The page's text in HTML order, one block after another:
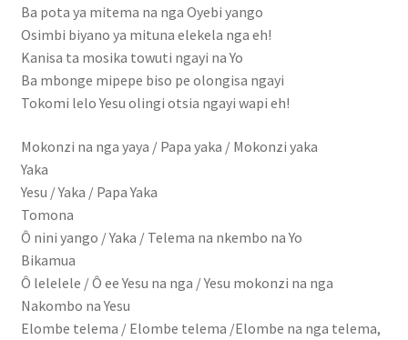
Nouveautés
olingi nini
Page d’exemple
Panier
Réclamation de facture
Ba pota ya mitema na nga Oyebi yango
Osimbi biyano ya mituna elekela nga eh!
Kanisa ta mosika towuti ngayi na Yo
Ba mbonge mipepe biso pe olongisa ngayi
Tokomi lelo Yesu olingi otsia ngayi wapi eh!
Mokonzi na nga yaya / Papa yaka / Mokonzi yaka
Yaka
Yesu / Yaka / Papa Yaka
Tomona
Ô nini yango / Yaka / Telema na nkembo na Yo
Bikamua
Ô lelelele / Ô ee Yesu na nga / Yesu mokonzi na nga
Nakombo na Yesu
Elombe telema / Elombe telema /Elombe na nga telema,